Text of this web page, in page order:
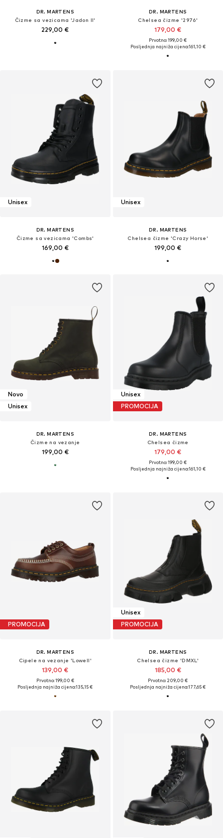
DR. MARTENS
Čizme sa vezicama 'Jadon II'
229,00 €
DR. MARTENS
Chelsea čizme '2976'
179,00 €
Prvotno: 199,00 €
Posljednja najniža cijena:161,10 €
Unisex
DR. MARTENS
Čizme sa vezicama 'Combs'
169,00 €
Unisex
DR. MARTENS
Chelsea čizme 'Crazy Horse'
199,00 €
Novo
Unisex
DR. MARTENS
Čizme na vezanje
199,00 €
Unisex
PROMOCIJA
DR. MARTENS
Chelsea čizme
179,00 €
Prvotno: 199,00 €
Posljednja najniža cijena:161,10 €
PROMOCIJA
DR. MARTENS
Cipele na vezanje 'Lowell'
139,00 €
Prvotno: 199,00 €
Posljednja najniža cijena:135,15 €
Unisex
PROMOCIJA
DR. MARTENS
Chelsea čizme 'DMXL'
185,00 €
Prvotno: 209,00 €
Posljednja najniža cijena:177,65 €